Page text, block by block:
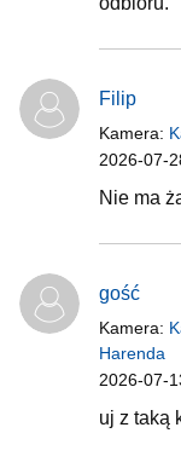
Filip
Kamera:
2026-07-
Nie ma
gość
Kamera:
Harenda
2026-07-
uj z taką